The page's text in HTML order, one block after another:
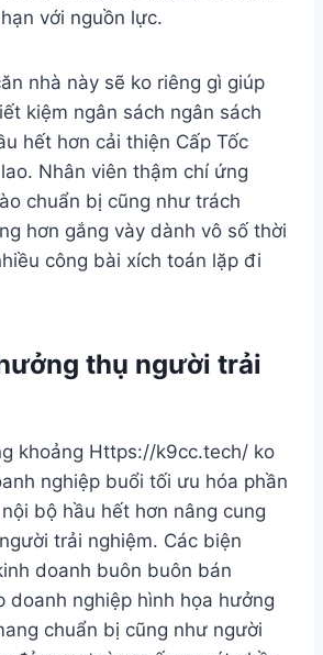
với nguồn lực.
nhà này sẽ ko riêng gì giúp
kiệm ngân sách ngân sách
hết hơn cải thiện Cấp Tốc
Nhân viên thậm chí ứng
chuẩn bị cũng như trách
hơn gắng vày dành vô số thời
công bài xích toán lặp đi
thụ người trải
khoảng Https://k9cc.tech/ ko
nghiệp buổi tối ưu hóa phần
bộ hầu hết hơn nâng cung
trải nghiệm. Các biện
doanh buôn buôn bán
doanh nghiệp hình họa hưởng
chuẩn bị cũng như người